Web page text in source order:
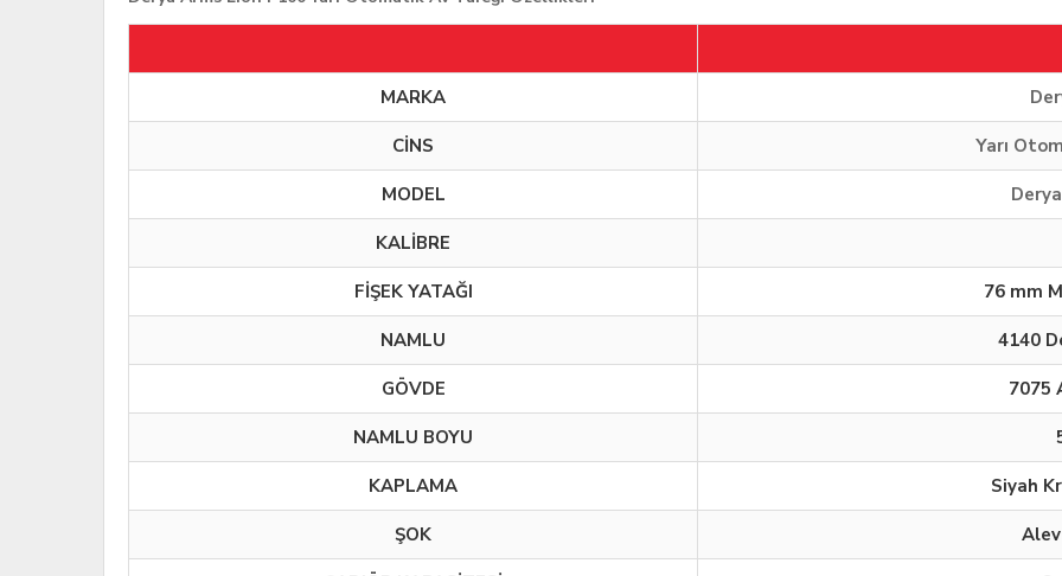
MARKA
CİNS Yarı
MODEL
KALİBRE
FİŞEK YATAĞI 76 mm
NAMLU 4140
GÖVDE 7075
NAMLU BOYU
KAPLAMA Siyah
ŞOK